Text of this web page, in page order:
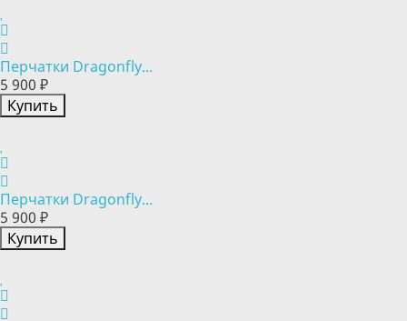
Перчатки Dragonfly...
5 900 ₽
Купить
Перчатки Dragonfly...
5 900 ₽
Купить